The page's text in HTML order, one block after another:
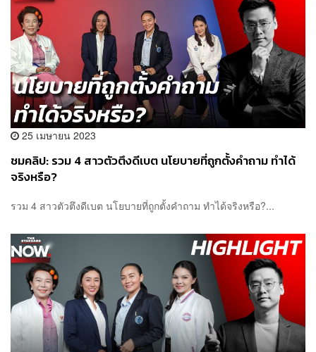
25 เมษายน 2023
ชมคลิป: รวม 4 สาวตัวตึงดีเบต นโยบายที่ถูกตั้งคำถาม ทำได้
จริงหรือ?
รวม 4 สาวตัวตึงดีเบต นโยบายที่ถูกตั้งคำถาม ทำได้จริงหรือ?...